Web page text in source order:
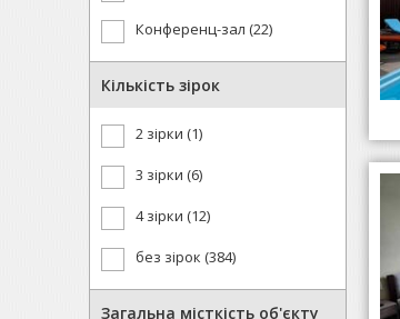
Конференц-зал (22)
Кількість зірок
2 зірки (1)
3 зірки (6)
4 зірки (12)
без зірок (384)
Загальна місткість об'єкту